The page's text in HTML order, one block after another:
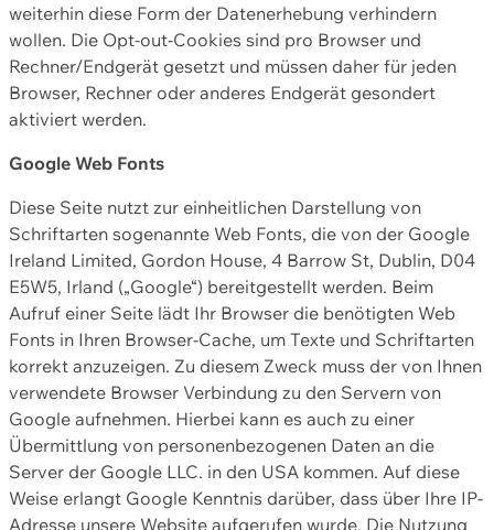
weiterhin diese Form der Datenerhebung verhindern
wollen. Die Opt-out-Cookies sind pro Browser und
Rechner/Endgerät gesetzt und müssen daher für jeden
Browser, Rechner oder anderes Endgerät gesondert
aktiviert werden.
Google Web Fonts
Diese Seite nutzt zur einheitlichen Darstellung von
Schriftarten sogenannte Web Fonts, die von der Google
Ireland Limited, Gordon House, 4 Barrow St, Dublin, D04
E5W5, Irland („Google“) bereitgestellt werden. Beim
Aufruf einer Seite lädt Ihr Browser die benötigten Web
Fonts in Ihren Browser-Cache, um Texte und Schriftarten
korrekt anzuzeigen. Zu diesem Zweck muss der von Ihnen
verwendete Browser Verbindung zu den Servern von
Google aufnehmen. Hierbei kann es auch zu einer
Übermittlung von personenbezogenen Daten an die
Server der Google LLC. in den USA kommen. Auf diese
Weise erlangt Google Kenntnis darüber, dass über Ihre IP-
Adresse unsere Website aufgerufen wurde. Die Nutzung